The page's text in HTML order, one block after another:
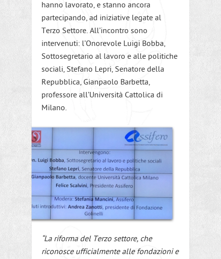
hanno lavorato, e stanno ancora
partecipando, ad iniziative legate al
Terzo Settore. All’incontro sono
intervenuti: l’Onorevole Luigi Bobba,
Sottosegretario al lavoro e alle politiche
sociali, Stefano Lepri, Senatore della
Repubblica, Gianpaolo Barbetta,
professore all’Università Cattolica di
Milano.
“La riforma del Terzo settore, che
riconosce ufficialmente alle fondazioni e